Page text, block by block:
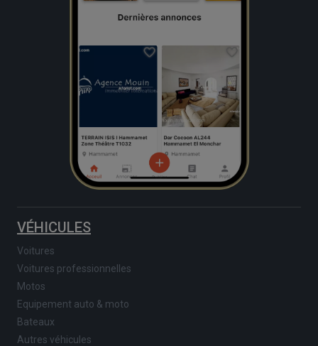
VÉHICULES
Voitures
Voitures professionnelles
Motos
Equipement auto & moto
Bateaux
Autres véhicules